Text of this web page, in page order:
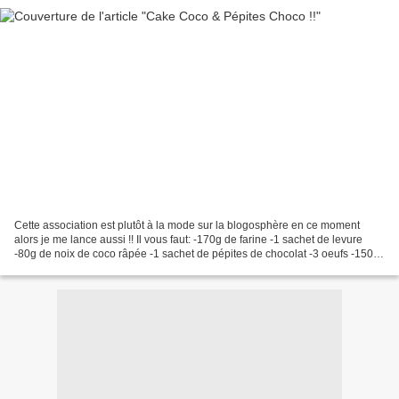
Cette association est plutôt à la mode sur la blogosphère en ce moment
alors je me lance aussi !! Il vous faut: -170g de farine -1 sachet de levure
-80g de noix de coco râpée -1 sachet de pépites de chocolat -3 oeufs -150g